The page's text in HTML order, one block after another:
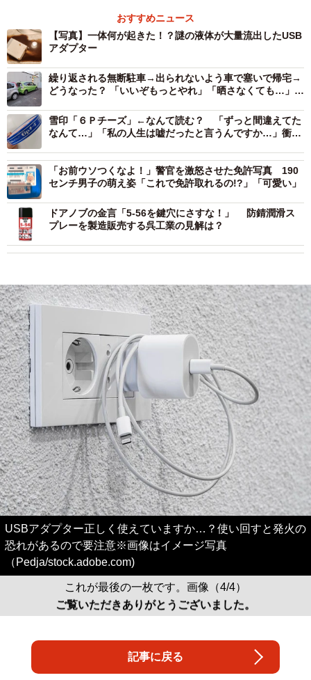
おすすめニュース
【写真】一体何が起きた！？謎の液体が大量流出したUSB
アダプター
繰り返される無断駐車→出られないよう車で塞いで帰宅→
どうなった？ 「いいぞもっとやれ」「晒さなくても…」効
雪印「６Ｐチーズ」←なんて読む？ 「ずっと間違えてた
なんて…」「私の人生は嘘だったと言うんですか…」衝撃
「お前ウソつくなよ！」警官を激怒させた免許写真 190
センチ男子の萌え姿「これで免許取れるの!?」「可愛い」
ドアノブの金言「5-56を鍵穴にさすな！」 防錆潤滑ス
プレーを製造販売する呉工業の見解は？
USBアダプター正しく使えていますか…？使い回すと発火の
恐れがあるので要注意※画像はイメージ写真
（Pedja/stock.adobe.com)
これが最後の一枚です。画像（4/4）
ご覧いただきありがとうございました。
記事に戻る